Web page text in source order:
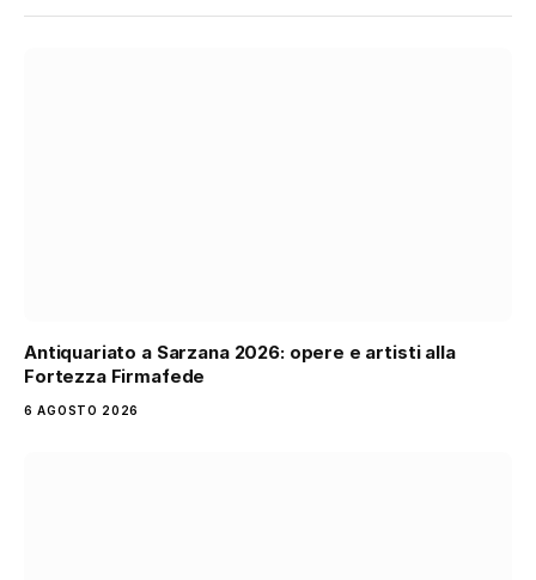
Antiquariato a Sarzana 2026: opere e artisti alla
Fortezza Firmafede
6 AGOSTO 2026